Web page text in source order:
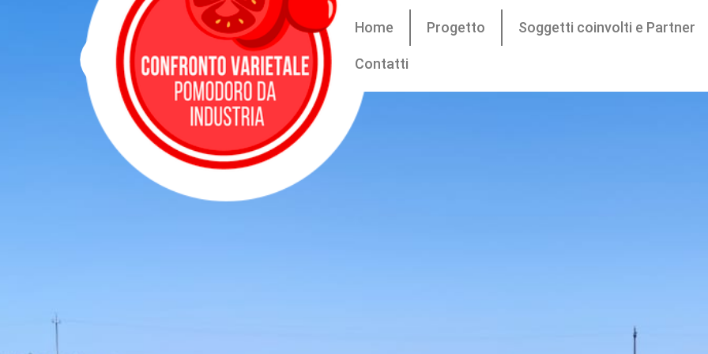
Home Progetto Soggetti coinvolti e Partner
Contatti